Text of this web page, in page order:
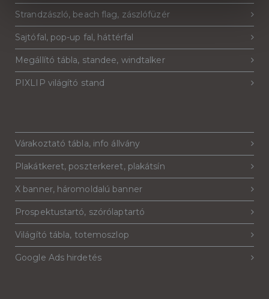
Strandzászló, beach flag, zászlófüzér
Sajtófal, pop-up fal, háttérfal
Megállító tábla, standee, windtalker
PIXLIP világító stand
Várakoztató tábla, info állvány
Plakátkeret, poszterkeret, plakátsín
X banner, háromoldalú banner
Prospektustartó, szórólaptartó
Világító tábla, totemoszlop
Google Ads hirdetés